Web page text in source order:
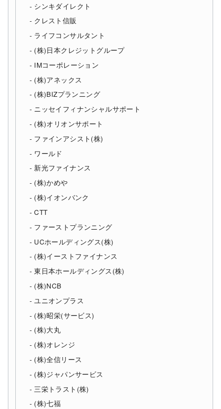
シンキダイレクト
クレスト信販
ライフコンサルタント
(株)日本クレジットグループ
IMコーポレーション
(株)アネックス
(株)BIZプランニング
ニッセイフィナンシャルサポート
(株)オリオンサポート
ファインアシスト(株)
ワールド
新光ファイナンス
(株)かめや
(株)イオンバンク
CTT
ファーストプランニング
UCホールディングス(株)
(株)イーストファイナンス
東日本ホールディングス(株)
(株)NCB
ユニオンプラス
(株)昭栄(サービス)
(株)大丸
(株)オレンジ
(株)全信リース
(株)ジャパンサービス
三栄トラスト(株)
(株)七福